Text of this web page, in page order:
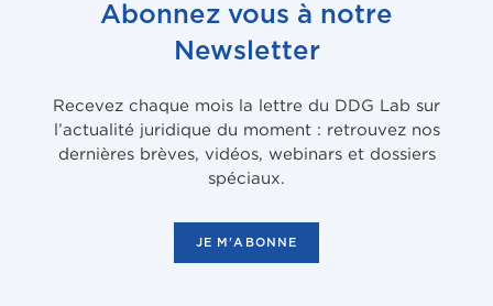
Abonnez vous à notre
Newsletter
Recevez chaque mois la lettre du DDG Lab sur
l’actualité juridique du moment : retrouvez nos
dernières brèves, vidéos, webinars et dossiers
spéciaux.
JE M'ABONNE